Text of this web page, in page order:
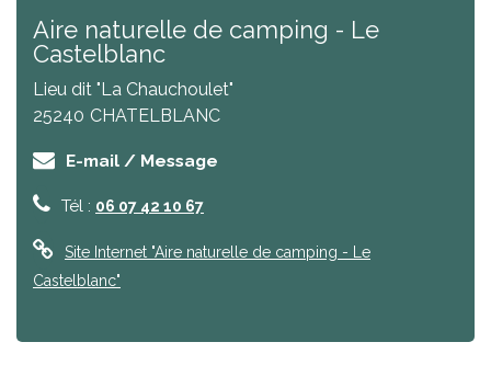
Aire naturelle de camping - Le
Castelblanc
Lieu dit "La Chauchoulet"
25240 CHATELBLANC
E-mail / Message
Tél : 06 07 42 10 67
Site Internet "Aire naturelle de camping - Le
Castelblanc"